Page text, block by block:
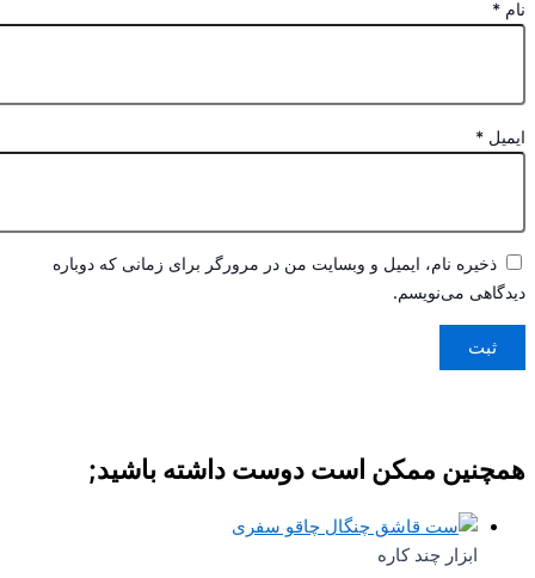
*
ذخیره نام، ایمیل و وبسایت من در مرورگر برای زمانی که دوباره
می‌نویسم.
ممکن است دوست داشته باشید;
ابزار چند کاره